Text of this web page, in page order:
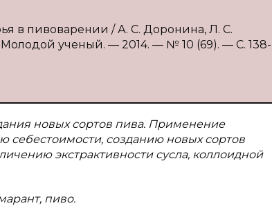
в пивоварении / А. С. Доронина, Л. С.
ученый. — 2014. — № 10 (69). — С. 138-
новых сортов пива. Применение
себестоимости, созданию новых сортов
экстрактивности сусла, коллоидной
пиво.